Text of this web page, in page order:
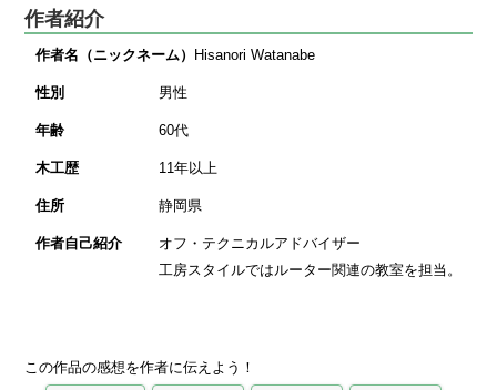
作者紹介
作者名（ニックネーム） Hisanori Watanabe
性別 男性
年齢 60代
木工歴 11年以上
住所 静岡県
作者自己紹介
オフ・テクニカルアドバイザー
工房スタイルではルーター関連の教室を担当。
この作品の感想を作者に伝えよう！